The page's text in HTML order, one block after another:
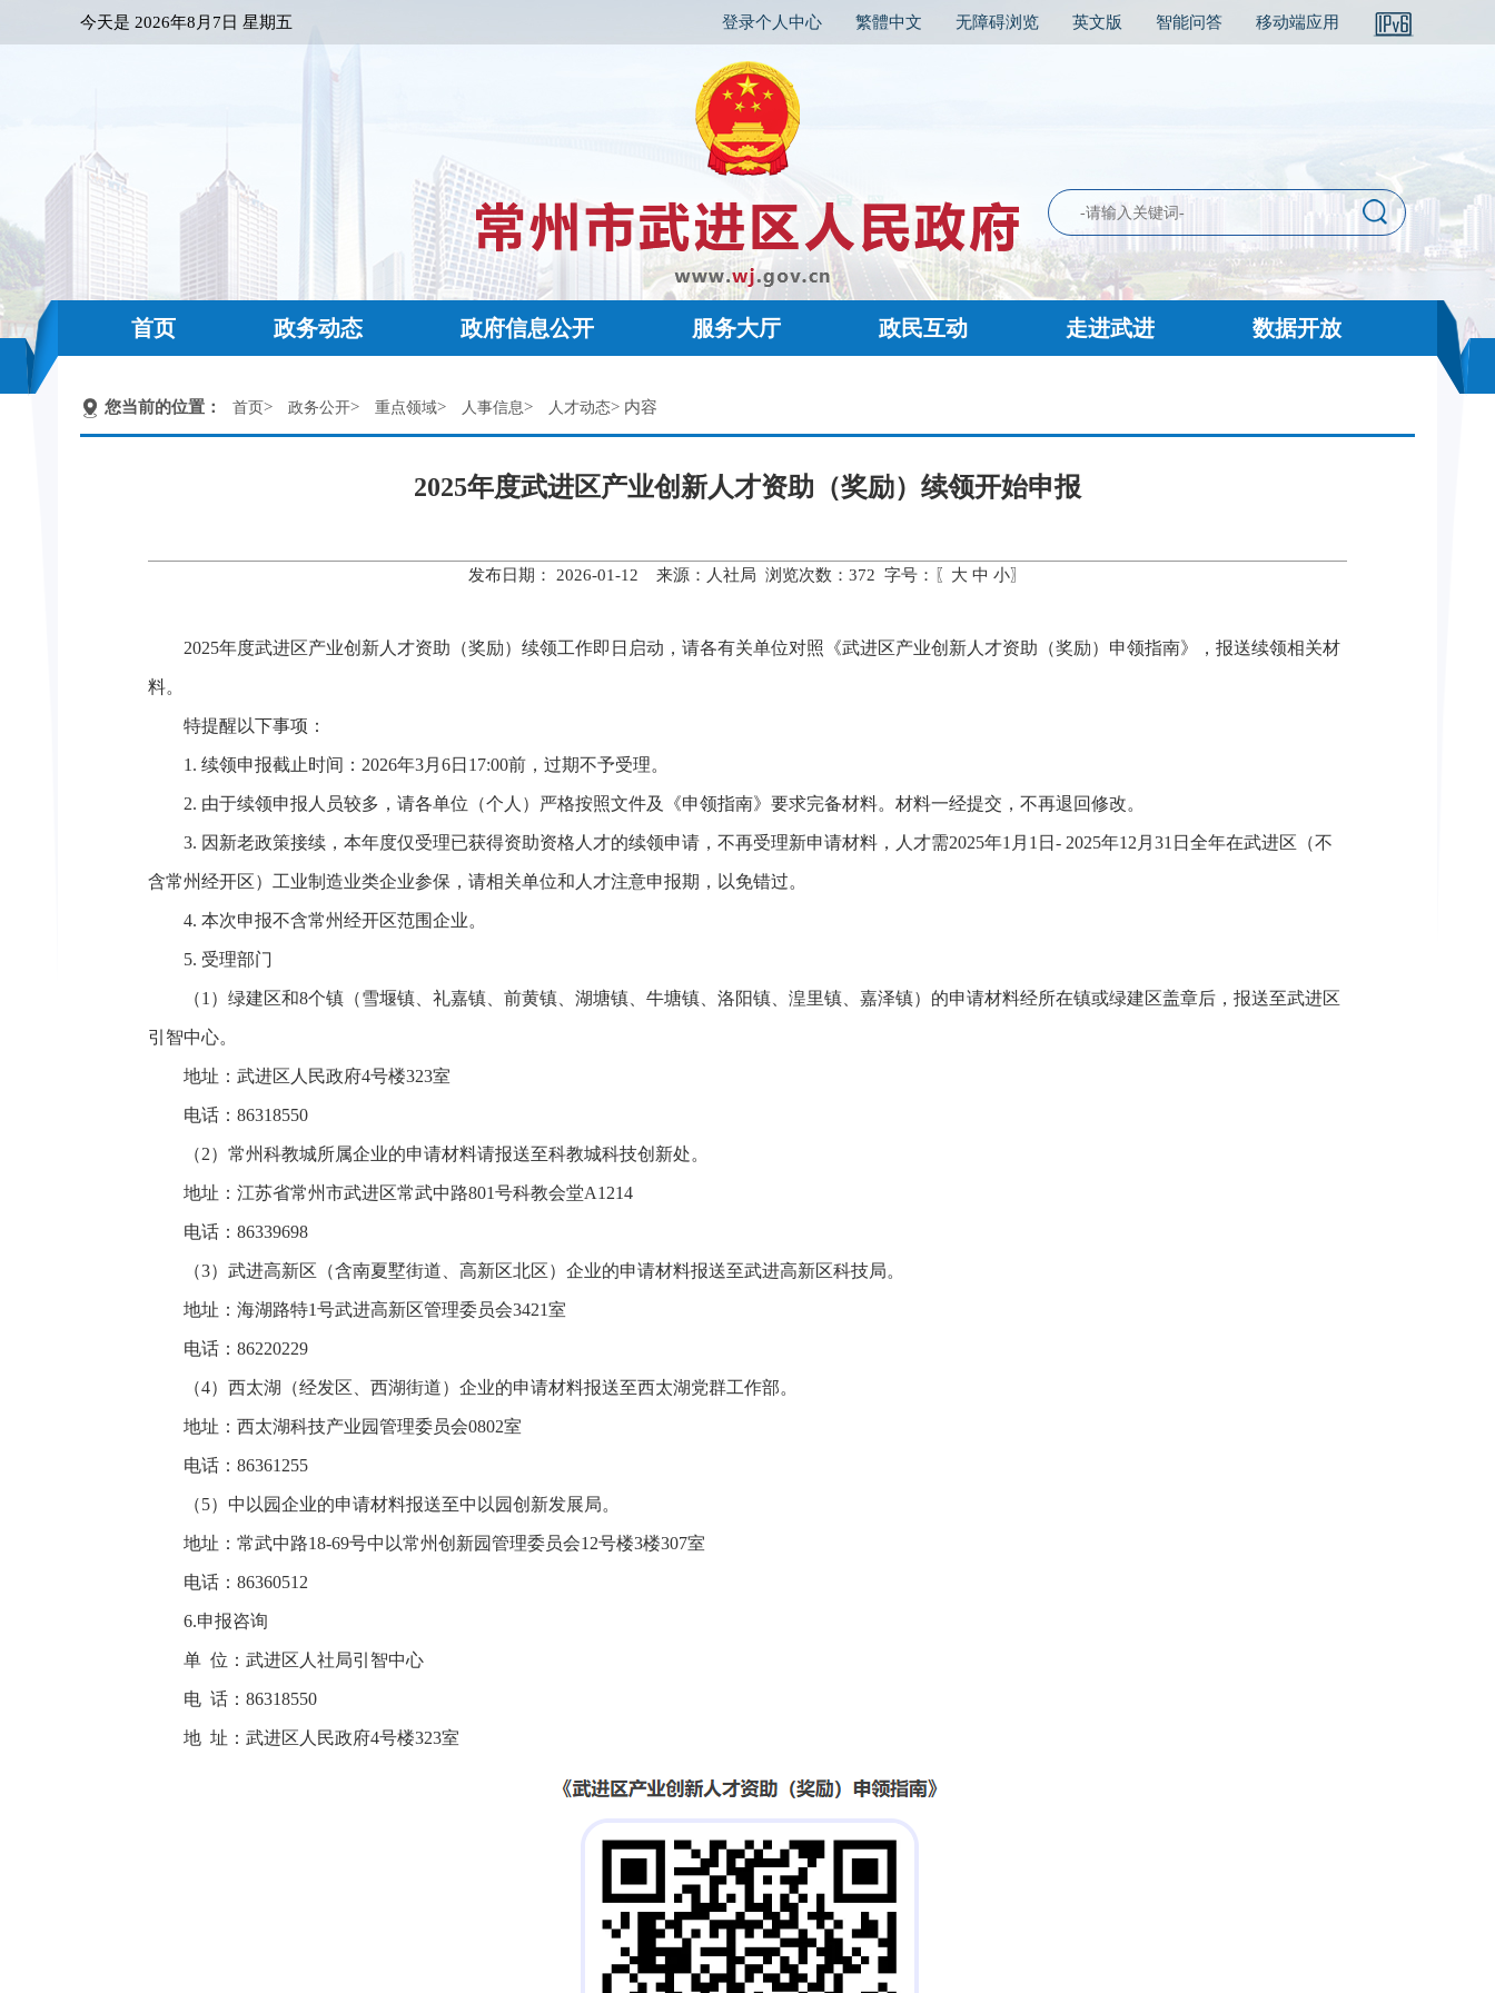
今天是 2026年8月7日 星期五 登录个人中心 繁體中文 无障碍浏览 英文版 智能问答 移动端应用
首页 政务动态 政府信息公开 服务大厅 政民互动 走进武进 数据开放
您当前的位置： 首页> 政务公开> 重点领域> 人事信息> 人才动态> 内容
2025年度武进区产业创新人才资助（奖励）续领开始申报
发布日期： 2026-01-12 来源：人社局 浏览次数： 372 字号：〖 大 中 小〗
2025年度武进区产业创新人才资助（奖励）续领工作即日启动，请各有关单位对照《武进区产业创新人才资助（奖励）申领指南》，报送续领相关材
料。
特提醒以下事项：
1. 续领申报截止时间：2026年3月6日17:00前，过期不予受理。
2. 由于续领申报人员较多，请各单位（个人）严格按照文件及《申领指南》要求完备材料。材料一经提交，不再退回修改。
3. 因新老政策接续，本年度仅受理已获得资助资格人才的续领申请，不再受理新申请材料，人才需2025年1月1日- 2025年12月31日全年在武进区（不
含常州经开区）工业制造业类企业参保，请相关单位和人才注意申报期，以免错过。
4. 本次申报不含常州经开区范围企业。
5. 受理部门
（1）绿建区和8个镇（雪堰镇、礼嘉镇、前黄镇、湖塘镇、牛塘镇、洛阳镇、湟里镇、嘉泽镇）的申请材料经所在镇或绿建区盖章后，报送至武进区
引智中心。
地址：武进区人民政府4号楼323室
电话：86318550
（2）常州科教城所属企业的申请材料请报送至科教城科技创新处。
地址：江苏省常州市武进区常武中路801号科教会堂A1214
电话：86339698
（3）武进高新区（含南夏墅街道、高新区北区）企业的申请材料报送至武进高新区科技局。
地址：海湖路特1号武进高新区管理委员会3421室
电话：86220229
（4）西太湖（经发区、西湖街道）企业的申请材料报送至西太湖党群工作部。
地址：西太湖科技产业园管理委员会0802室
电话：86361255
（5）中以园企业的申请材料报送至中以园创新发展局。
地址：常武中路18-69号中以常州创新园管理委员会12号楼3楼307室
电话：86360512
6.申报咨询
单 位：武进区人社局引智中心
电 话：86318550
地 址：武进区人民政府4号楼323室